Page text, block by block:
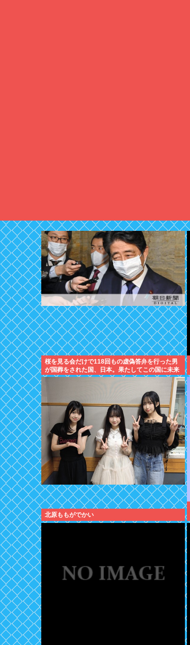
桜を見る会だけで118回もの虚偽答弁を行った男
が国葬をされた国、日本。果たしてこの国に未来
はあるのか？
北原ももがでかい